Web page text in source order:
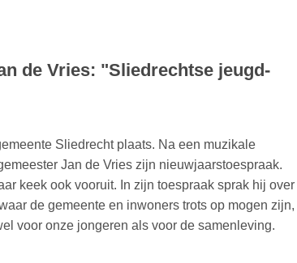
de Vries: "Sliedrechtse jeugd-
Sliedrecht plaats. Na een muzikale
Jan de Vries zijn nieuwjaarstoespraak.
keek ook vooruit. In zijn toespraak sprak hij over
de gemeente en inwoners trots op mogen zijn,
voor onze jongeren als voor de samenleving.